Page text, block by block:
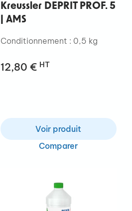
Kreussler DEPRIT PROF. 5
| AMS
Conditionnement : 0,5 kg
12,80 € HT
Voir produit
Comparer